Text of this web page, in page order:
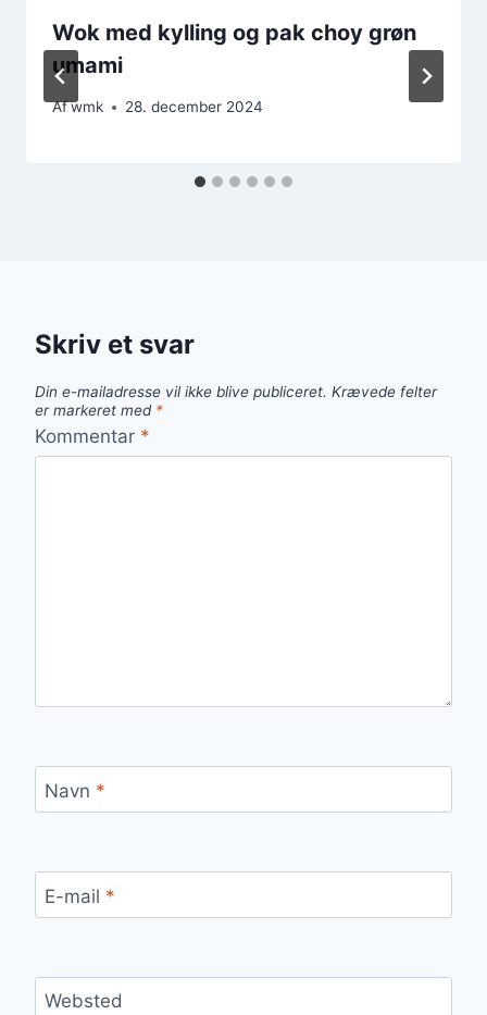
Wok med kylling og pak choy grøn
umami
Afwmk 28. december 2024
Skriv et svar
Din e-mailadresse vil ikke blive publiceret. Krævede felter
er markeret med *
Kommentar *
Navn *
E-mail *
Websted